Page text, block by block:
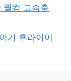
컴 고속충
기 후라이어